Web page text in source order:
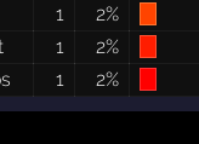
1
2%
1
2%
1 2%